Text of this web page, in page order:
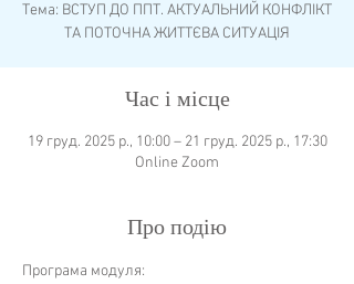
Тема: ВСТУП ДО ППТ. АКТУАЛЬНИЙ КОНФЛІКТ
ТА ПОТОЧНА ЖИТТЄВА СИТУАЦІЯ
Час і місце
19 груд. 2025 р., 10:00 – 21 груд. 2025 р., 17:30
Online Zoom
Про подію
Програма модуля: